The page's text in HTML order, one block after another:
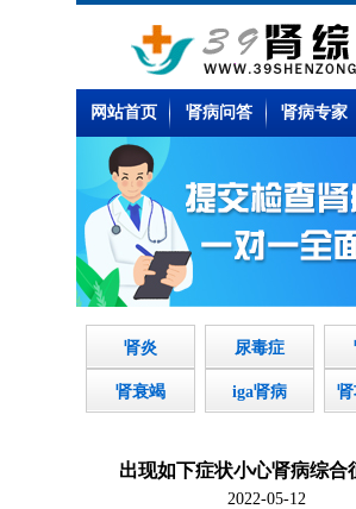
网站首页 肾病问答 肾病专家
肾炎 尿毒症
肾衰竭 iga肾病
出现如下症状小心肾病综合
2022-05-12